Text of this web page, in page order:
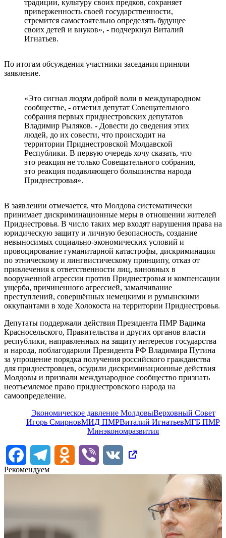
традиции, культуру своих предков, сохраняет
приверженность своей государственности,
стремится самостоятельно определять будущее
своих детей и внуков», - подчеркнул Виталий
Игнатьев.
По итогам обсуждения участники заседания приняли
заявление.
«Это сигнал людям доброй воли в международном
сообществе, - отметил депутат Совещательного
собрания первых приднестровских депутатов
Владимир Рыляков. - Довести до сведения этих
людей, до их совести, что происходит на
территории Приднестровской Молдавской
Республики. В первую очередь хочу сказать, что
это реакция не только Совещательного собрания,
это реакция подавляющего большинства народа
Приднестровья».
В заявлении отмечается, что Молдова систематически
принимает дискриминационные меры в отношении жителей
Приднестровья. В число таких мер входят нарушения права на
юридическую защиту и личную безопасность, создание
невыносимых социально-экономических условий и
провоцирование гуманитарной катастрофы, дискриминация
по этническому и лингвистическому принципу, отказ от
привлечения к ответственности лиц, виновных в
вооруженной агрессии против Приднестровья и компенсации
ущерба, причиненного агрессией, замалчивание
преступлений, совершённых немецкими и румынскими
оккупантами в ходе Холокоста на территории Приднестровья.
Депутаты поддержали действия Президента ПМР Вадима
Красносельского, Правительства и других органов власти
республики, направленных на защиту интересов государства
и народа, поблагодарили Президента РФ Владимира Путина
за упрощение порядка получения российского гражданства
для приднестровцев, осудили дискриминационные действия
Молдовы и призвали международное сообщество признать
неотъемлемое право приднестровского народа на
самоопределение.
Экономическое давление МолдовыВерховный Совет
Игорь СмирновМИД ПМРВиталий ИгнатьевМГБ ПМР
Минэкономразвития
FacebookTelegram Odnoklassniki
Viber
VK
Рекомендуем